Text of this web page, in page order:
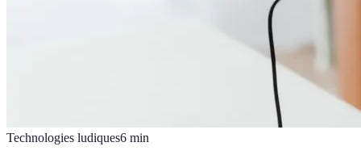
Technologies ludiques6 min